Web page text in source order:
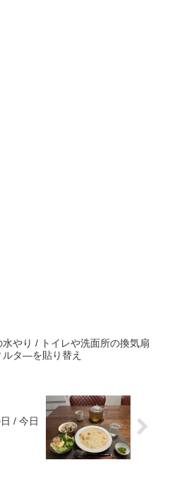
水やり / トイレや洗面所の換気扇
ルタ―を貼り替え
/ 今日